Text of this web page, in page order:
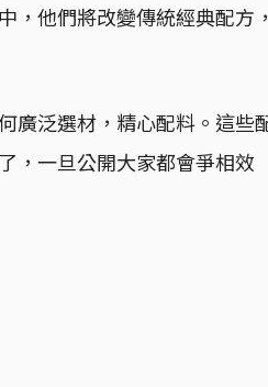
，他們將改變傳統經典配方，
廣泛選材，精心配料。這些
，一旦公開大家都會爭相效